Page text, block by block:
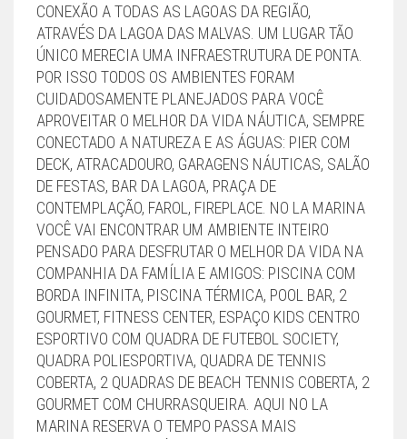
CONEXÃO A TODAS AS LAGOAS DA REGIÃO,
ATRAVÉS DA LAGOA DAS MALVAS. UM LUGAR TÃO
ÚNICO MERECIA UMA INFRAESTRUTURA DE PONTA.
POR ISSO TODOS OS AMBIENTES FORAM
CUIDADOSAMENTE PLANEJADOS PARA VOCÊ
APROVEITAR O MELHOR DA VIDA NÁUTICA, SEMPRE
CONECTADO A NATUREZA E AS ÁGUAS: PIER COM
DECK, ATRACADOURO, GARAGENS NÁUTICAS, SALÃO
DE FESTAS, BAR DA LAGOA, PRAÇA DE
CONTEMPLAÇÃO, FAROL, FIREPLACE. NO LA MARINA
VOCÊ VAI ENCONTRAR UM AMBIENTE INTEIRO
PENSADO PARA DESFRUTAR O MELHOR DA VIDA NA
COMPANHIA DA FAMÍLIA E AMIGOS: PISCINA COM
BORDA INFINITA, PISCINA TÉRMICA, POOL BAR, 2
GOURMET, FITNESS CENTER, ESPAÇO KIDS CENTRO
ESPORTIVO COM QUADRA DE FUTEBOL SOCIETY,
QUADRA POLIESPORTIVA, QUADRA DE TENNIS
COBERTA, 2 QUADRAS DE BEACH TENNIS COBERTA, 2
GOURMET COM CHURRASQUEIRA. AQUI NO LA
MARINA RESERVA O TEMPO PASSA MAIS